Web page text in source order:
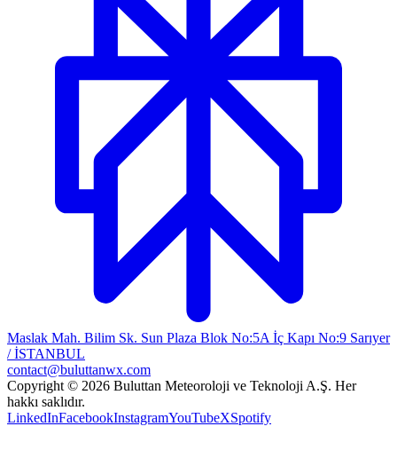
Maslak Mah. Bilim Sk. Sun Plaza Blok No:5A İç Kapı No:9 Sarıyer
/ İSTANBUL
contact@buluttanwx.com
Copyright © 2026 Buluttan Meteoroloji ve Teknoloji A.Ş. Her
hakkı saklıdır.
LinkedInFacebookInstagramYouTubeXSpotify